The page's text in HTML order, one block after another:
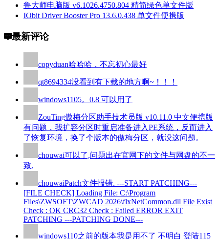
鲁大师电脑版 v6.1026.4750.804 精简绿色单文件版
IObit Driver Booster Pro 13.6.0.438 单文件便携版
最新评论
copyduan哈哈哈，不忘初心最好
qt8694334没看到有下载的地方啊~！！！
windows1105。0.8 可以用了
ZouTing傲梅分区助手技术员版 v10.11.0 中文便携版
有问题，我扩容分区时重启准备进入PE系统，反而进入
了恢复环境，换了个版本的傲梅分区，就没这问题。
chouwai可以了,问题出在官网下的文件与网盘的不一
致.
chouwaiPatch文件报错. ---START PATCHING---
[FILE CHECK] Loading File: C:\Program
Files\ZWSOFT\ZWCAD 2026\flxNetCommon.dll File Exist
Check : OK CRC32 Check : Failed ERROR EXIT
PATCHING ---PATCHING DONE---
windows110之前的版本我是用不了 不明白 登陆115